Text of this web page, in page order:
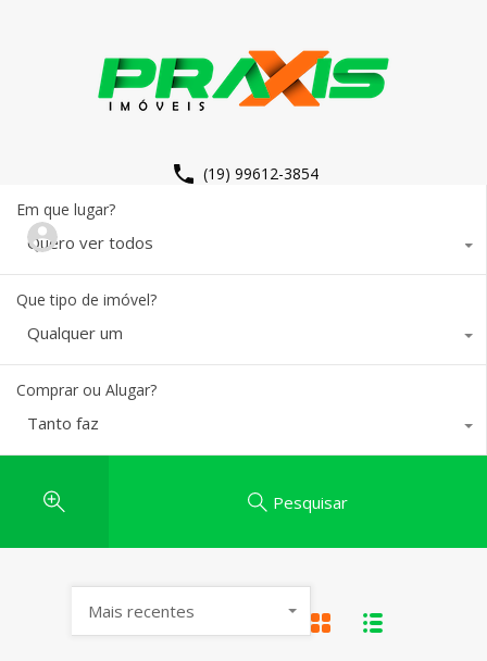
(19) 99612-3854
Em que lugar?
Quero ver todos
Que tipo de imóvel?
Qualquer um
Comprar ou Alugar?
Tanto faz
Pesquisar
Mais recentes